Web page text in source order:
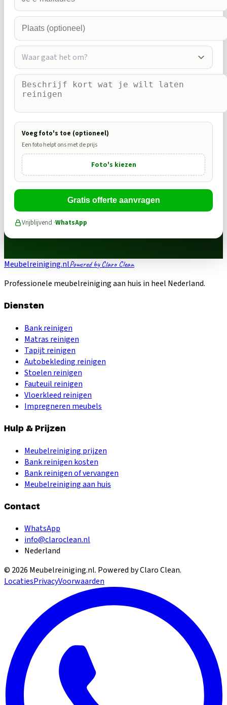
Waar gaat het om?
Voeg foto's toe (optioneel)
Een foto helpt ons met de prijs
Foto's kiezen
Gratis offerte aanvragen
Vrijblijvend ·WhatsApp
Meubelreiniging.nlPowered by Claro Clean
Professionele meubelreiniging aan huis in heel Nederland.
Diensten
Bank reinigen
Matras reinigen
Tapijt reinigen
Autobekleding reinigen
Stoelen reinigen
Fauteuil reinigen
Vloerkleed reinigen
Impregneren meubels
Hulp & Prijzen
Meubelreiniging prijzen
Bank reinigen kosten
Bank reinigen of vervangen
Meubelreiniging aan huis
Contact
WhatsApp
info@claroclean.nl
Nederland
© 2026 Meubelreiniging.nl. Powered by Claro Clean.
LocatiesPrivacyVoorwaarden